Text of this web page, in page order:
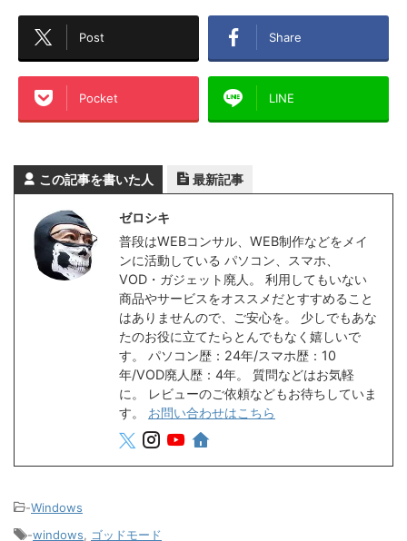
Post Share
Pocket LINE
この記事を書いた人 最新記事
ゼロシキ
普段はWEBコンサル、WEB制作などをメイ
ンに活動している パソコン、スマホ、
VOD・ガジェット廃人。 利用してもいない
商品やサービスをオススメだとすすめること
はありませんので、ご安心を。 少しでもあな
たのお役に立てたらとんでもなく嬉しいで
す。 パソコン歴：24年/スマホ歴：10
年/VOD廃人歴：4年。 質問などはお気軽
に。 レビューのご依頼などもお待ちしていま
す。 お問い合わせはこちら
-Windows
-windows ゴッドモード